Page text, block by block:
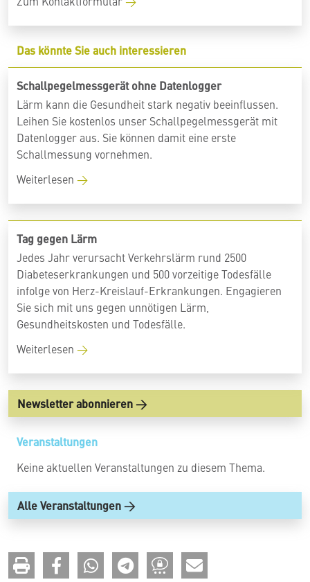
Das könnte Sie auch interessieren
Schallpegelmessgerät ohne Datenlogger
Lärm kann die Gesundheit stark negativ beeinflussen.
Leihen Sie kostenlos unser Schallpegelmessgerät mit
Datenlogger aus. Sie können damit eine erste
Schallmessung vornehmen.
Weiterlesen
Tag gegen Lärm
Jedes Jahr verursacht Verkehrslärm rund 2500
Diabeteserkrankungen und 500 vorzeitige Todesfälle
infolge von Herz-Kreislauf-Erkrankungen. Engagieren
Sie sich mit uns gegen unnötigen Lärm,
Gesundheitskosten und Todesfälle.
Weiterlesen
Newsletter abonnieren
Veranstaltungen
Keine aktuellen Veranstaltungen zu diesem Thema.
Alle Veranstaltungen